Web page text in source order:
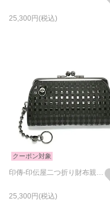
25,300
クーポン対象
印傳-印伝屋二つ折り財布親子がま口財布チェック柄
25,300